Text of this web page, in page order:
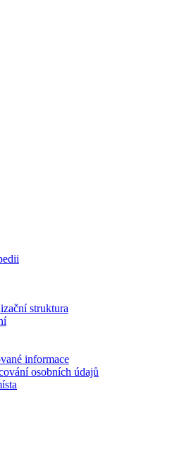
struktura
informace
osobních údajů